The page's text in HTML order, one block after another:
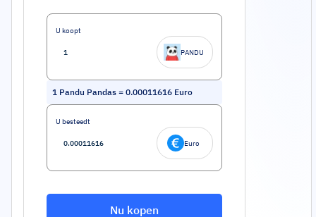
U koopt
PANDU
1 Pandu Pandas = 0.00011616 Euro
U besteedt
Euro
Nu kopen